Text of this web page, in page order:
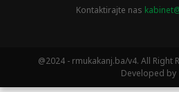
Kontaktirajte nas
@2024 - rmukakanj.ba/v4. All Right
Developed by